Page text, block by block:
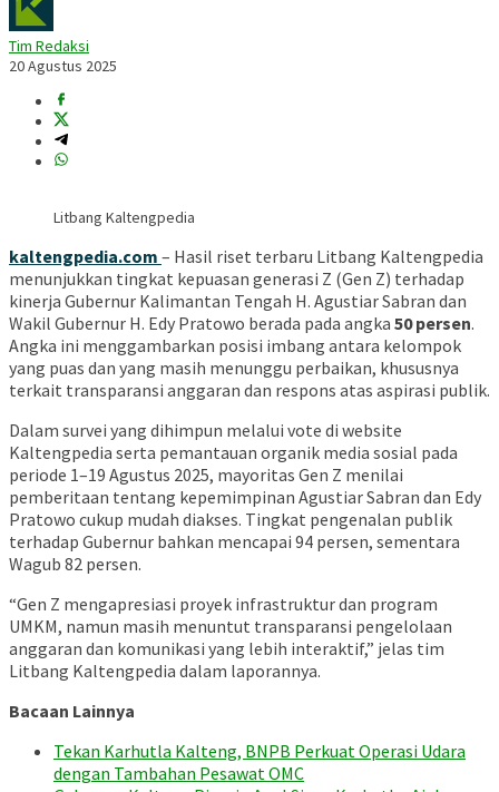
Tim Redaksi
20 Agustus 2025
Litbang Kaltengpedia
kaltengpedia.com – Hasil riset terbaru Litbang Kaltengpedia
menunjukkan tingkat kepuasan generasi Z (Gen Z) terhadap
kinerja Gubernur Kalimantan Tengah H. Agustiar Sabran dan
Wakil Gubernur H. Edy Pratowo berada pada angka 50 persen.
Angka ini menggambarkan posisi imbang antara kelompok
yang puas dan yang masih menunggu perbaikan, khususnya
terkait transparansi anggaran dan respons atas aspirasi publik.
Dalam survei yang dihimpun melalui vote di website
Kaltengpedia serta pemantauan organik media sosial pada
periode 1–19 Agustus 2025, mayoritas Gen Z menilai
pemberitaan tentang kepemimpinan Agustiar Sabran dan Edy
Pratowo cukup mudah diakses. Tingkat pengenalan publik
terhadap Gubernur bahkan mencapai 94 persen, sementara
Wagub 82 persen.
“Gen Z mengapresiasi proyek infrastruktur dan program
UMKM, namun masih menuntut transparansi pengelolaan
anggaran dan komunikasi yang lebih interaktif,” jelas tim
Litbang Kaltengpedia dalam laporannya.
Bacaan Lainnya
Tekan Karhutla Kalteng, BNPB Perkuat Operasi Udara
dengan Tambahan Pesawat OMC